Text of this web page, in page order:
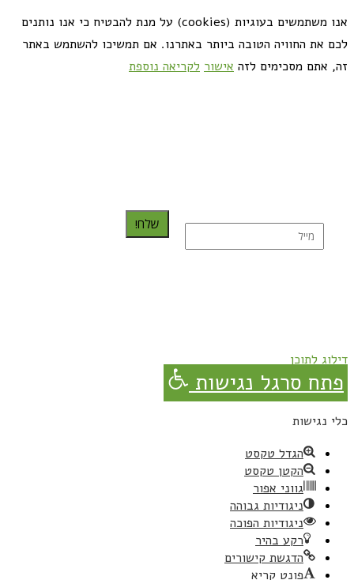
אנו משתמשים בעוגיות (cookies) על מנת להבטיח כי אנו נותנים
לכם את החוויה הטובה ביותר באתרנו. אם תמשיכו להשתמש באתר
זה, אתם מסכימים לזה אישור לקריאה נוספת
שלח!
דילוג לתוכן
פתח סרגל נגישות
כלי נגישות
הגדל טקסט
הקטן טקסט
גווני אפור
ניגודיות גבוהה
ניגודיות הפוכה
רקע בהיר
הדגשת קישורים
פונט קריא